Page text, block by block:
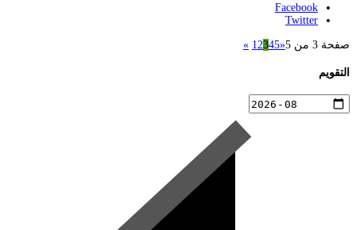
Facebook
Twitter
صفحة 3 من 5 «
1 2345
»
التقويم